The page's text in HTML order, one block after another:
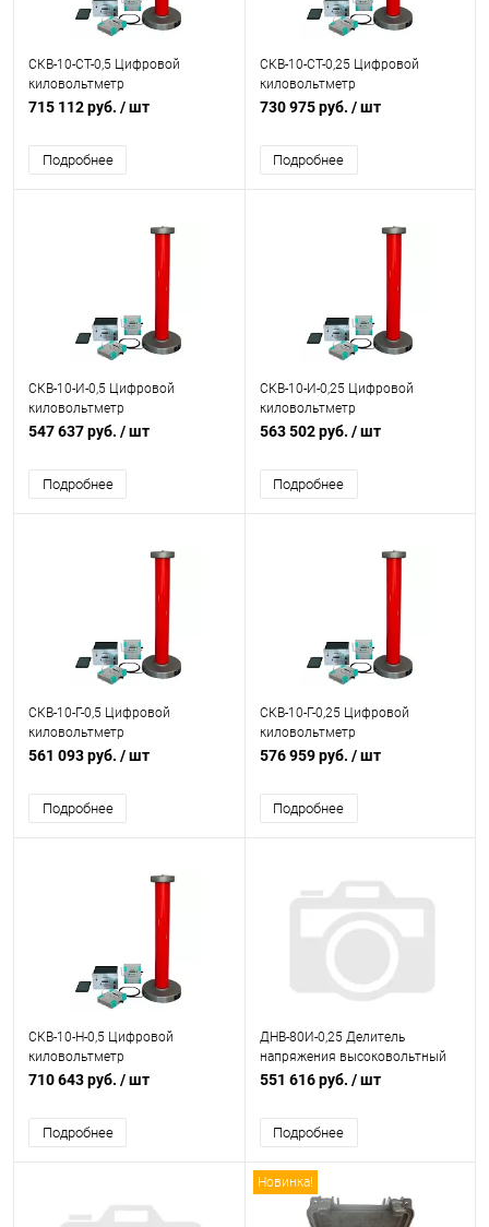
СКВ-10-СТ-0,5 Цифровой
киловольтметр
715 112 руб. / шт
Подробнее
СКВ-10-СТ-0,25 Цифровой
киловольтметр
730 975 руб. / шт
Подробнее
СКВ-10-И-0,5 Цифровой
киловольтметр
547 637 руб. / шт
Подробнее
СКВ-10-И-0,25 Цифровой
киловольтметр
563 502 руб. / шт
Подробнее
СКВ-10-Г-0,5 Цифровой
киловольтметр
561 093 руб. / шт
Подробнее
СКВ-10-Г-0,25 Цифровой
киловольтметр
576 959 руб. / шт
Подробнее
СКВ-10-Н-0,5 Цифровой
киловольтметр
710 643 руб. / шт
Подробнее
ДНВ-80И-0,25 Делитель
напряжения высоковольтный
551 616 руб. / шт
Подробнее
Новинка!